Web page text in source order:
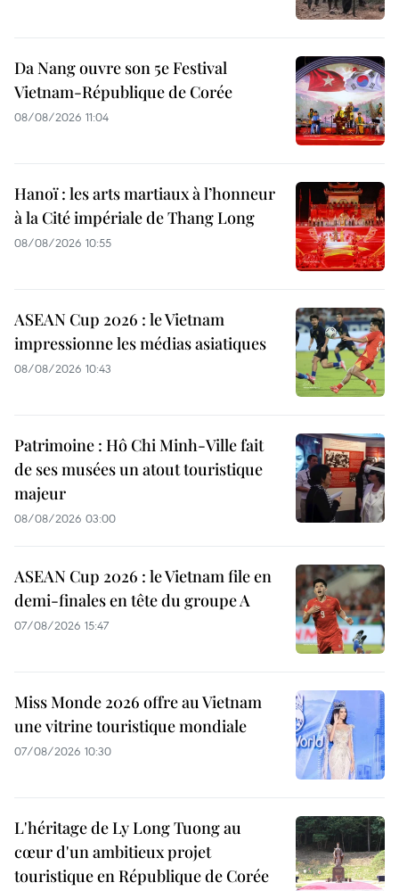
Da Nang ouvre son 5e Festival
Vietnam-République de Corée
08/08/2026 11:04
Hanoï : les arts martiaux à l’honneur
à la Cité impériale de Thang Long
08/08/2026 10:55
ASEAN Cup 2026 : le Vietnam
impressionne les médias asiatiques
08/08/2026 10:43
Patrimoine : Hô Chi Minh-Ville fait
de ses musées un atout touristique
majeur
08/08/2026 03:00
ASEAN Cup 2026 : le Vietnam file en
demi-finales en tête du groupe A
07/08/2026 15:47
Miss Monde 2026 offre au Vietnam
une vitrine touristique mondiale
07/08/2026 10:30
L'héritage de Ly Long Tuong au
cœur d'un ambitieux projet
touristique en République de Corée